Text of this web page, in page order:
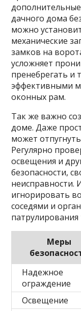
дополнительные
дачного дома
можно
механические
замков на
усложняет
пренебрегать и
эффективными
оконных рам.
Так же важно
доме. Даже
может
Регулярно
освещения и
безопасности,
неисправности.
игнорировать
соседями и
Меры
Надежное
ограждение
Освещение